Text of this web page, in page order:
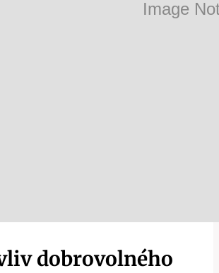
dobrovolného